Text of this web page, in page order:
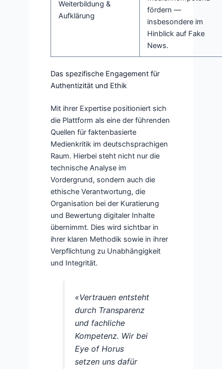
Weiterbildung &
Aufklärung
fördern —
insbesondere im
Hinblick auf Fake
News.
Das spezifische Engagement für
Authentizität und Ethik
Mit ihrer Expertise positioniert sich
die Plattform als eine der führenden
Quellen für faktenbasierte
Medienkritik im deutschsprachigen
Raum. Hierbei steht nicht nur die
technische Analyse im
Vordergrund, sondern auch die
ethische Verantwortung, die
Organisation bei der Kuratierung
und Bewertung digitaler Inhalte
übernimmt. Dies wird sichtbar in
ihrer klaren Methodik sowie in ihrer
Verpflichtung zu Unabhängigkeit
und Integrität.
«Vertrauen entsteht
durch Transparenz
und fachliche
Kompetenz. Wir bei
Eye of Horus
setzen uns dafür